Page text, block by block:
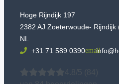
Hoge Rijndijk 197
2382 AJ Zoeterwoude- Rijndijk
NL
+31 71 589 0390
4.8/5
(84)